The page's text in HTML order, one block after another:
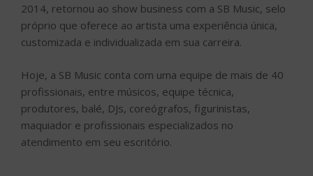
2014, retornou ao show business com a SB Music, selo
próprio que oferece ao artista uma experiência única,
customizada e individualizada em sua carreira.
Hoje, a SB Music conta com uma equipe de mais de 40
profissionais, entre músicos, equipe técnica,
produtores, balé, DJs, coreógrafos, figurinistas,
maquiador e profissionais especializados no
atendimento em seu escritório.